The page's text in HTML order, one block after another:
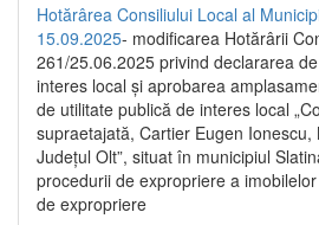
Hotărârea Consiliului Local al
15.09.2025- modificarea Hotărârii
261/25.06.2025 privind declararea
interes local și aprobarea
de utilitate publică de interes local
supraetajată, Cartier Eugen Ionescu,
Județul Olt”, situat în municipiul
procedurii de expropriere a
de expropriere